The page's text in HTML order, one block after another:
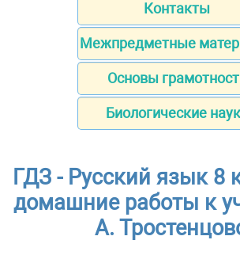
Контакты
Межпредметные
Основы
Биологические
ГДЗ - Русский язык 8
домашние работы к
А.